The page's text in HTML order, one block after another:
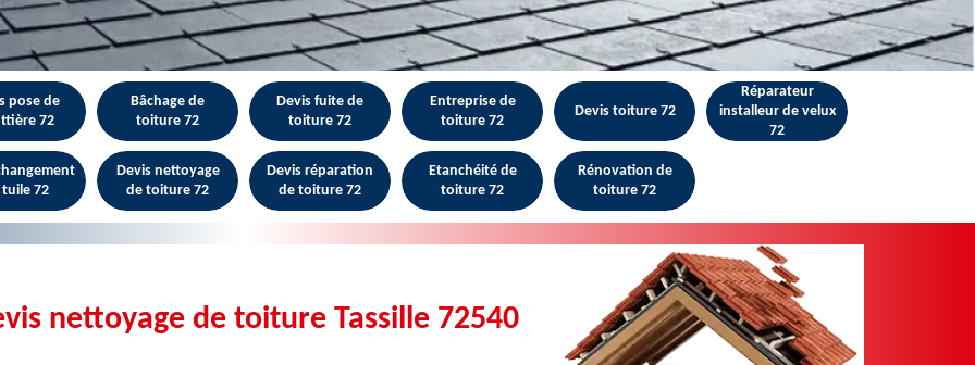
pose de
72
Bâchage de
toiture 72
Devis fuite de
toiture 72
Entreprise de
toiture 72
Devis toiture 72
Réparateur
installeur de velux
72
72
Devis nettoyage
de toiture 72
Devis réparation
de toiture 72
Etanchéité de
toiture 72
Rénovation de
toiture 72
nettoyage de toiture Tassille 72540